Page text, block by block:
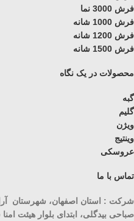
فرش 3000 نما
فرش 1000 شانه
فرش 1200 شانه
فرش 1500 شانه
محصولات در یک نگاه
گبه
گلیم
ویژن
وینتیج
عروسکی
تماس با ما
شرکت : استان اصفهان، شهرستان
صباحی بیدگلی، ابتدای بلوار هیئت